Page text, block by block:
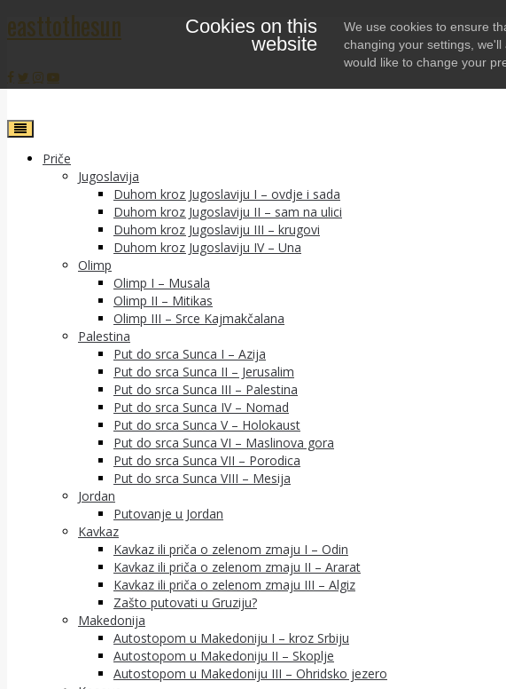
Cookies on this
website
We use cookies to ensure
changing your settings,
would like to change your
Skip
to
easttothesun
Priče
Jugoslavija
Duhom kroz Jugoslaviju I – ovdje i sada
Duhom kroz Jugoslaviju II – sam na ulici
Duhom kroz Jugoslaviju III – krugovi
Duhom kroz Jugoslaviju IV – Una
Olimp
Olimp I – Musala
Olimp II – Mitikas
Olimp III – Srce Kajmakčalana
Palestina
Put do srca Sunca I – Azija
Put do srca Sunca II – Jerusalim
Put do srca Sunca III – Palestina
Put do srca Sunca IV – Nomad
Put do srca Sunca V – Holokaust
Put do srca Sunca VI – Maslinova gora
Put do srca Sunca VII – Porodica
Put do srca Sunca VIII – Mesija
Jordan
Putovanje u Jordan
Kavkaz
Kavkaz ili priča o zelenom zmaju I – Odin
Kavkaz ili priča o zelenom zmaju II – Ararat
Kavkaz ili priča o zelenom zmaju III – Algiz
Zašto putovati u Gruziju?
Makedonija
Autostopom u Makedoniju I – kroz Srbiju
Autostopom u Makedoniju II – Skoplje
Autostopom u Makedoniju III – Ohridsko jezero